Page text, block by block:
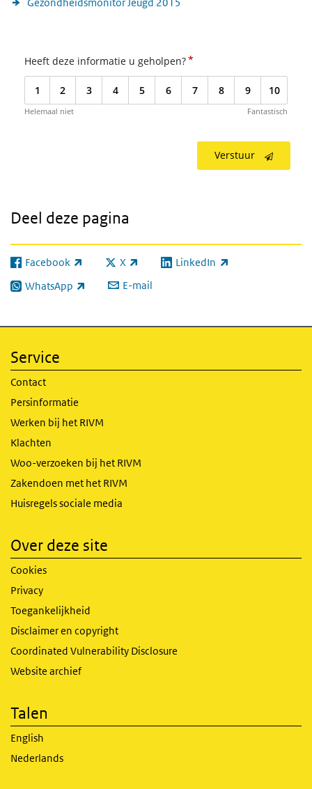
Heeft deze informatie u geholpen?*
1 2 3 4 5 6 7 8 9 10
Helemaal niet Fantastisch
Verstuur
Deel deze pagina
Facebook
(externe link) X
(externe link) LinkedIn
(externe link)
WhatsApp
(externe link) E-mail
Service
Contact
Persinformatie
Werken bij het RIVM
Klachten
Woo-verzoeken bij het RIVM
Zakendoen met het RIVM
Huisregels sociale media
Over deze site
Cookies
Privacy
Toegankelijkheid
Disclaimer en copyright
Coordinated Vulnerability Disclosure
Website archief
Talen
English
Nederlands